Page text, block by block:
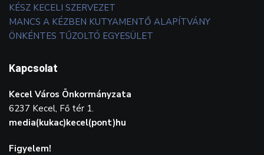
KÉSZ KECELI SZERVEZET
MANCS A KÉZBEN KUTYAMENTŐ ALAPÍTVÁNY
ÖNKÉNTES TŰZOLTÓ EGYESÜLET
Kapcsolat
Kecel Város Önkormányzata
6237 Kecel, Fő tér 1.
media(kukac)kecel(pont)hu
Figyelem!